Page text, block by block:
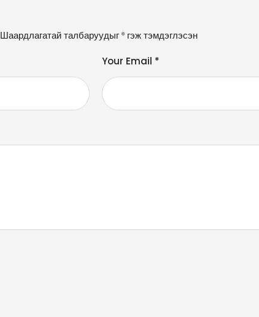
Шаардлагатай талбаруудыг * гэж тэмдэглэсэн
Your Email *